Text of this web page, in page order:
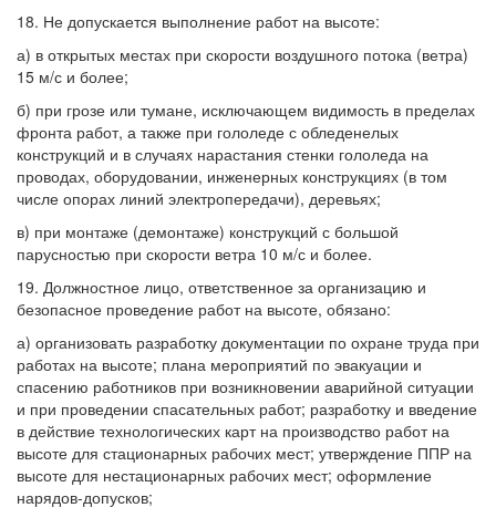
18. Не допускается выполнение работ на высоте:
а) в открытых местах при скорости воздушного потока (ветра)
15 м/с и более;
б) при грозе или тумане, исключающем видимость в пределах
фронта работ, а также при гололеде с обледенелых
конструкций и в случаях нарастания стенки гололеда на
проводах, оборудовании, инженерных конструкциях (в том
числе опорах линий электропередачи), деревьях;
в) при монтаже (демонтаже) конструкций с большой
парусностью при скорости ветра 10 м/с и более.
19. Должностное лицо, ответственное за организацию и
безопасное проведение работ на высоте, обязано:
а) организовать разработку документации по охране труда при
работах на высоте; плана мероприятий по эвакуации и
спасению работников при возникновении аварийной ситуации
и при проведении спасательных работ; разработку и введение
в действие технологических карт на производство работ на
высоте для стационарных рабочих мест; утверждение ППР на
высоте для нестационарных рабочих мест; оформление
нарядов-допусков;